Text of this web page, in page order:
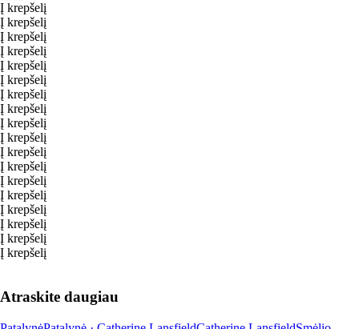
Į krepšelį
Į krepšelį
Į krepšelį
Į krepšelį
Į krepšelį
Į krepšelį
Į krepšelį
Į krepšelį
Į krepšelį
Į krepšelį
Į krepšelį
Į krepšelį
Į krepšelį
Į krepšelį
Į krepšelį
Į krepšelį
Į krepšelį
Į krepšelį
Atraskite daugiau